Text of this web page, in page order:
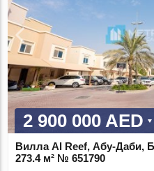
2 900 000 AED
Вилла Al Reef, Абу-Даби,
273.4 м² № 651790